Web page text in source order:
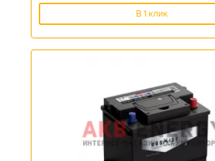
В 1 клик